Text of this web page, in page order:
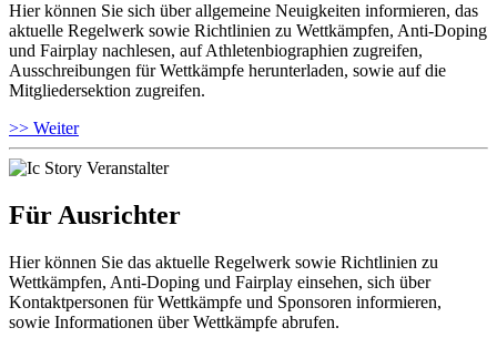
Hier können Sie sich über allgemeine Neuigkeiten informieren, das
aktuelle Regelwerk sowie Richtlinien zu Wettkämpfen, Anti-Doping
und Fairplay nachlesen, auf Athletenbiographien zugreifen,
Ausschreibungen für Wettkämpfe herunterladen, sowie auf die
Mitgliedersektion zugreifen.
>> Weiter
Für Ausrichter
Hier können Sie das aktuelle Regelwerk sowie Richtlinien zu
Wettkämpfen, Anti-Doping und Fairplay einsehen, sich über
Kontaktpersonen für Wettkämpfe und Sponsoren informieren,
sowie Informationen über Wettkämpfe abrufen.